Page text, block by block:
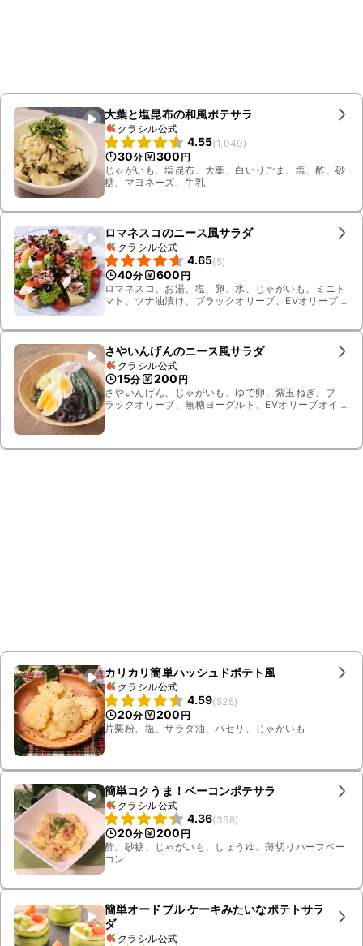
大葉と塩昆布の和風ポテサラ
クラシル公式
4.55(1,049)
30分 300 円
じゃがいも、塩昆布、大葉、白いりごま、塩、酢、砂
糖、マヨネーズ、牛乳
ロマネスコのニース風サラダ
クラシル公式
4.65(5)
40分 600 円
ロマネスコ、お湯、塩、卵、水、じゃがいも、ミニト
マト、ツナ油漬け、ブラックオリーブ、EVオリーブオ
さやいんげんのニース風サラダ
クラシル公式
15分 200 円
さやいんげん、じゃがいも、ゆで卵、紫玉ねぎ、ブ
ラックオリーブ、無糖ヨーグルト、EVオリーブオイ
カリカリ簡単ハッシュドポテト風
クラシル公式
4.59(525)
20分 200 円
片栗粉、塩、サラダ油、パセリ、じゃがいも
簡単コクうま！ベーコンポテサラ
クラシル公式
4.36(358)
20分 200 円
酢、砂糖、じゃがいも、しょうゆ、薄切りハーフベー
コン
簡単オードブル ケーキみたいなポテトサラ
ダ
クラシル公式